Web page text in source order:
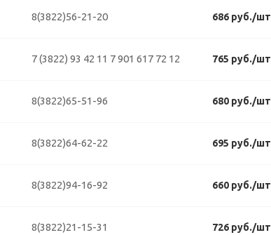
8(3822)56-21-20 686 руб./шт
7 (3822) 93 42 11 7 901 617 72 12 765 руб./шт
8(3822)65-51-96 680 руб./шт
8(3822)64-62-22 695 руб./шт
8(3822)94-16-92 660 руб./шт
8(3822)21-15-31 726 руб./шт